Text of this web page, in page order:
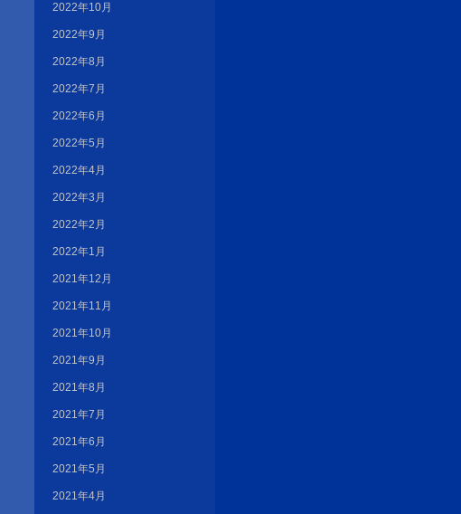
2022年10月
2022年9月
2022年8月
2022年7月
2022年6月
2022年5月
2022年4月
2022年3月
2022年2月
2022年1月
2021年12月
2021年11月
2021年10月
2021年9月
2021年8月
2021年7月
2021年6月
2021年5月
2021年4月